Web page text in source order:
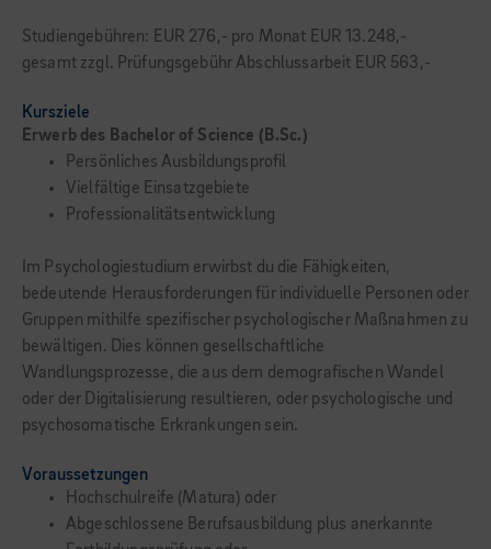
Studiengebühren: EUR 276,- pro Monat EUR 13.248,-
gesamt zzgl. Prüfungsgebühr Abschlussarbeit EUR 563,-
Kursziele
Erwerb des Bachelor of Science (B.Sc.)
Persönliches Ausbildungsprofil
Vielfältige Einsatzgebiete
Professionalitätsentwicklung
Im Psychologiestudium erwirbst du die Fähigkeiten,
bedeutende Herausforderungen für individuelle Personen oder
Gruppen mithil­fe spezifischer psychologischer Maßnahmen zu
bewältigen. Dies können gesellschaftliche
Wandlungsprozesse, die aus dem demogra­fischen Wandel
oder der Digitalisierung resultieren, oder psychologische und
psycho­somatische Erkrankungen sein.
Voraussetzungen
Hochschulreife (Matura) oder
Abgeschlossene Berufsausbildung plus anerkannte